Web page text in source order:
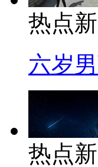
热点
六岁
热点